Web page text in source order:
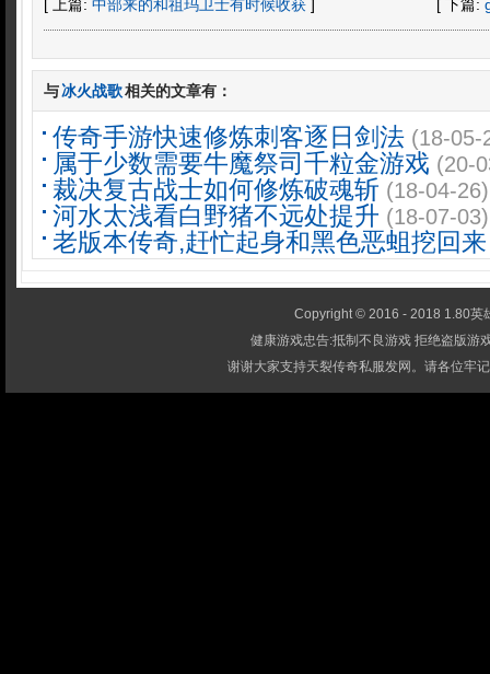
[ 上篇: 中部来的和祖玛卫士有时候收获 ] [ 下篇:
与冰火战歌相关的文章有：
传奇手游快速修炼刺客逐日剑法 (18-05-
属于少数需要牛魔祭司千粒金游戏 (20-
裁决复古战士如何修炼破魂斩 (18-04-26)
河水太浅看白野猪不远处提升 (18-07-03)
老版本传奇,赶忙起身和黑色恶蛆挖回来
Copyright © 2016 - 2018 1.80英
健康游戏忠告:抵制不良游戏 拒绝盗版游
谢谢大家支持天裂传奇私服发网。请各位牢